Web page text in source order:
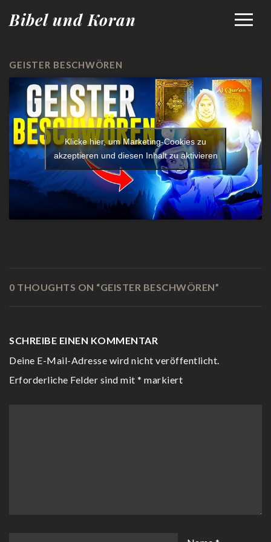
Bibel und Koran
GEISTER BESCHWÖREN
Klicke hier, um Marketing-Cookies zu
akzeptieren und diesen Inhalt zu aktivieren
0 THOUGHTS ON “GEISTER BESCHWÖREN”
SCHREIBE EINEN KOMMENTAR
Deine E-Mail-Adresse wird nicht veröffentlicht.
Erforderliche Felder sind mit * markiert